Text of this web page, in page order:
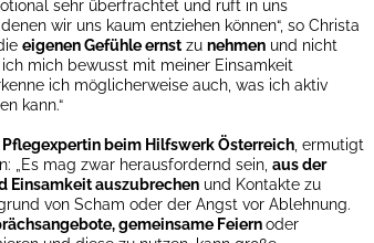
sehr überfrachtet und ruft in uns
wir uns kaum entziehen können“, so Christa
eigenen Gefühle ernst zu nehmen und nicht
ich mich bewusst mit meiner Einsamkeit
ich möglicherweise auch, was ich aktiv
kann.“
Pflegexpertin beim Hilfswerk Österreich , ermutigt
„Es mag zwar herausfordernd sein, aus der
Einsamkeit auszubrechen und Kontakte zu
von Scham oder der Angst vor Ablehnung.
gemeinsame Feiernoder